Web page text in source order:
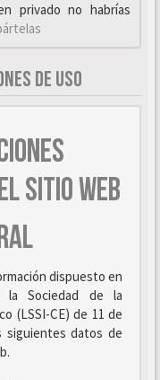
privado no habrías
DE USO
SITIO WEB
dispuesto en
la Sociedad de la
(LSSI-CE) de 11 de
siguientes datos de